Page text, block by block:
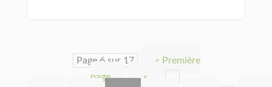
Page 6 sur 17
« Première
page
«